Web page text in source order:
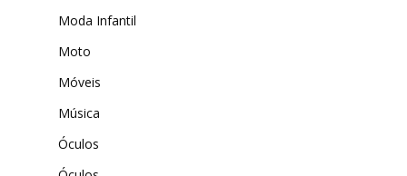
Moda Infantil
Moto
Móveis
Música
Óculos